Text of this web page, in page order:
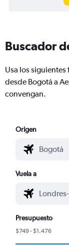
Buscador
Usa los
desde Bogotá a
convengan.
Origen
Vuela a
Presupuesto
$749 - $1.476